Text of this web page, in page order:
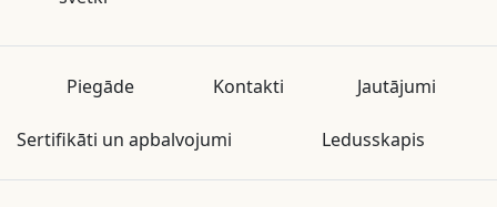
Piegāde Kontakti Jautājumi
Sertifikāti un apbalvojumi Ledusskapis